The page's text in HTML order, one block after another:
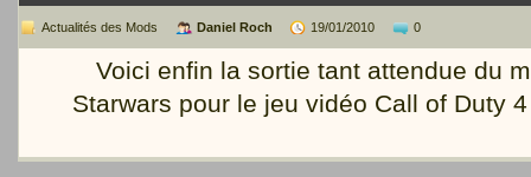
Actualités des Mods Daniel Roch 19/01/2010 0
Voici enfin la sortie tant attendue du
Starwars pour le jeu vidéo Call of Duty